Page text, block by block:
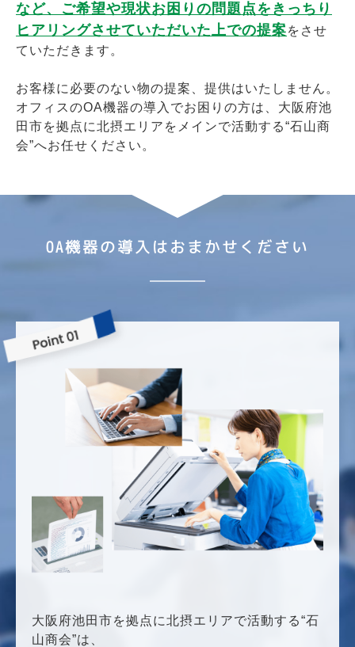
など、ご希望や現状お困りの問題点をきっちり
ヒアリングさせていただいた上での提案をさせ
ていただきます。
お客様に必要のない物の提案、提供はいたしません。
オフィスのOA機器の導入でお困りの方は、大阪府池
田市を拠点に北摂エリアをメインで活動する“石山商
会”へお任せください。
OA機器の導入はおまかせください
大阪府池田市を拠点に北摂エリアで活動する“石
山商会”は、